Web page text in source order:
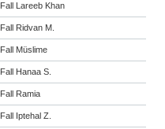
Fall Lareeb Khan
Fall Ridvan M.
Fall Müslime
Fall Hanaa S.
Fall Ramia
Fall Iptehal Z.